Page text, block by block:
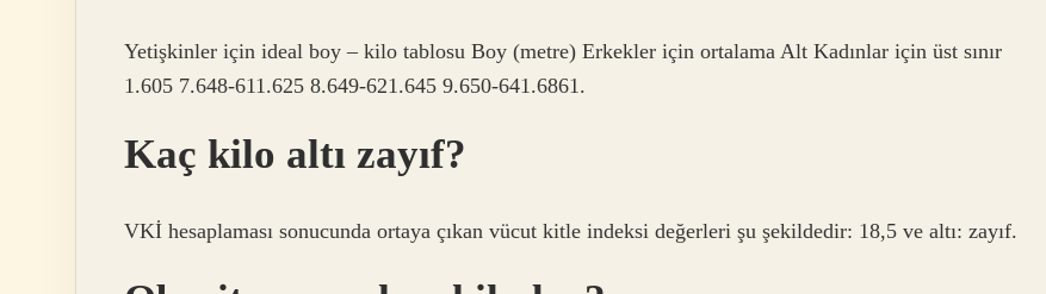
Yetişkinler için ideal boy – kilo tablosu Boy (metre) Erkekler için ortalama Alt Kadınlar için üst sınır
1.605 7.648-611.625 8.649-621.645 9.650-641.6861.
Kaç kilo altı zayıf?
VKİ hesaplaması sonucunda ortaya çıkan vücut kitle indeksi değerleri şu şekildedir: 18,5 ve altı: zayıf.